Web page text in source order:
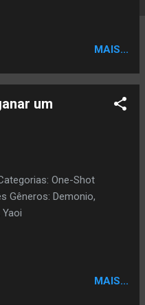
MAIS...
um
One-Shot
Gêneros: Demonio,
MAIS...